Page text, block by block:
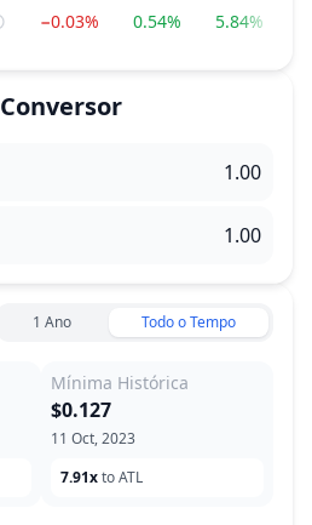
−0.03% 0.54% 5.84%
Conversor
1 Ano Todo o Tempo
Mínima Histórica
11 Oct, 2023
$0.127
7.91xto ATL